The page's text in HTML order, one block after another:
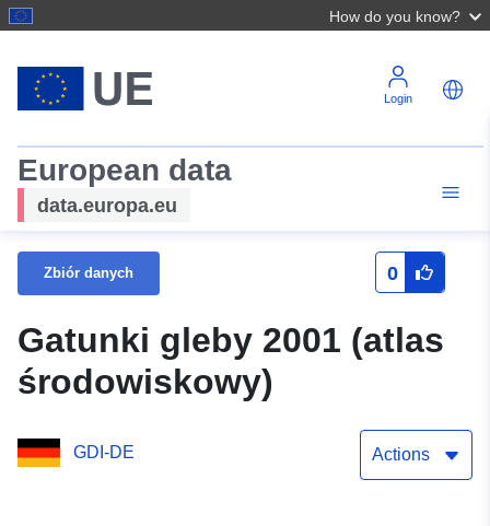
How do you know?
Login
European data
data.europa.eu
Zbiór danych 0
Gatunki gleby 2001 (atlas
środowiskowy)
GDI-DE Actions